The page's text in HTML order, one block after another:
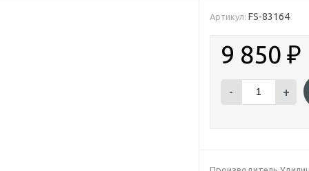
Артикул: FS-83164
9 850₽
- +